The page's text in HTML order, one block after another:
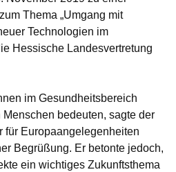
Thema „Umgang mit
Technologien im
Hessische Landesvertretung
im Gesundheitsbereich
bedeuten, sagte der
für Europaangelegenheiten
Begrüßung. Er betonte jedoch,
ein wichtiges Zukunftsthema